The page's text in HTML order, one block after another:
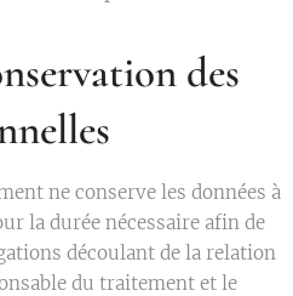
des
ne conserve les données à
la durée nécessaire afin de
découlant de la relation
du traitement et le